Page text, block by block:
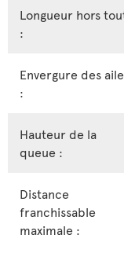
Longueur hors
:
Envergure des
:
Hauteur de la
queue :
Distance
franchissable
maximale :